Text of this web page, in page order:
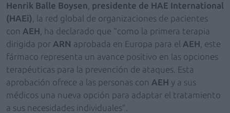
Henrik Balle Boysen presidente de HAE International
(HAEi)
, la red global de organizaciones de pacientes
con AEH , ha declarado que “como la primera terapia
dirigida por ARN aprobada en Europa para el AEH , este
fármaco representa un avance positivo en las opciones
terapéuticas para la prevención de ataques. Esta
aprobación ofrece a las personas con AEH y a sus
médicos una nueva opción para adaptar el tratamiento
a sus necesidades individuales”.